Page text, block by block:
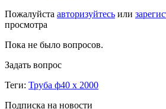
Пожалуйста авторизуйтесь или
просмотра
Пока не было вопросов.
Задать вопрос
Теги: Труба ф40 х 2000
Подписка на новости